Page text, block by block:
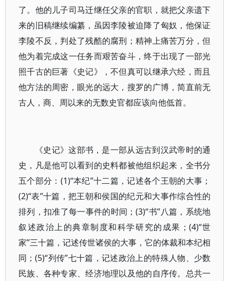
了。他的儿子司马迁继任父亲的官职，就把父亲遗下
来的旧稿继续编纂，虽因李陵被迫降了匈奴，他保证
李陵不反，判处了残酷的腐刑；精神上痛苦万分，但
他为着完成这一任务而艰苦奋斗，终于出现了一部光
照千古的巨著《史记》，不但真可以继承六经，而且
他方法的周密，眼光的远大，搜罗的广博，简直前无
古人，商、周以来的无数史官都应该向他低首。
《史记》这部书，是一部从远古到汉武帝时的通
史，凡是他可以看到的史料都被他组织起来，全书分
五个部分：(1)“本纪”十二篇，记述各个王朝的大事；
(2)“表”十篇，把王朝和侯国的纪元和大事作综合性的
排列，扣准了每一事件的时间；(3)“书”八篇，系统地
叙述政治上的典章制度和科学研究的成果；(4)“世
家”三十篇，记述传世诸侯的大事，它的体裁和本纪相
同；(5)“列传”七十篇，记述政治上的特殊人物、少数
民族、各种专家、经济地理以及他的自序传。总共一